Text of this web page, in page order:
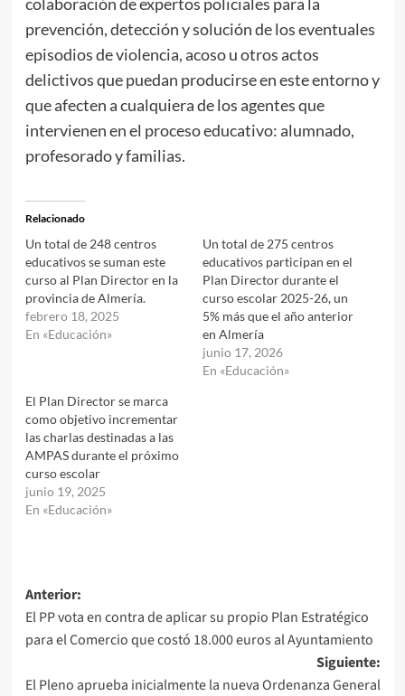
prevención, detección y solución de los eventuales
episodios de violencia, acoso u otros actos
delictivos que puedan producirse en este entorno y
que afecten a cualquiera de los agentes que
intervienen en el proceso educativo: alumnado,
profesorado y familias.
Relacionado
Un total de 248 centros
educativos se suman este
curso al Plan Director en la
provincia de Almería.
febrero 18, 2025
En «Educación»
Un total de 275 centros
educativos participan en el
Plan Director durante el
curso escolar 2025-26, un
5% más que el año anterior
en Almería
junio 17, 2026
En «Educación»
El Plan Director se marca
como objetivo incrementar
las charlas destinadas a las
AMPAS durante el próximo
curso escolar
junio 19, 2025
En «Educación»
Navegación
de
entradas
Anterior:
El PP vota en contra de aplicar su propio Plan Estratégico
para el Comercio que costó 18.000 euros al Ayuntamiento
Siguiente:
El Pleno aprueba inicialmente la nueva Ordenanza General